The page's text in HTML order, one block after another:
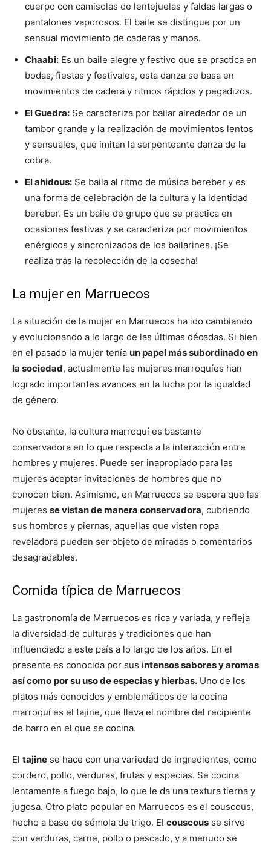
cuerpo con camisolas de lentejuelas y faldas largas o
pantalones vaporosos. El baile se distingue por un
sensual movimiento de caderas y manos.
Chaabi: Es un baile alegre y festivo que se practica en
bodas, fiestas y festivales, esta danza se basa en
movimientos de cadera y ritmos rápidos y pegadizos.
El Guedra: Se caracteriza por bailar alrededor de un
tambor grande y la realización de movimientos lentos
y sensuales, que imitan la serpenteante danza de la
cobra.
El ahidous: Se baila al ritmo de música bereber y es
una forma de celebración de la cultura y la identidad
bereber. Es un baile de grupo que se practica en
ocasiones festivas y se caracteriza por movimientos
enérgicos y sincronizados de los bailarines. ¡Se
realiza tras la recolección de la cosecha!
La mujer en Marruecos
La situación de la mujer en Marruecos ha ido cambiando
y evolucionando a lo largo de las últimas décadas. Si bien
en el pasado la mujer tenía un papel más subordinado en
la sociedad, actualmente las mujeres marroquíes han
logrado importantes avances en la lucha por la igualdad
de género.
No obstante, la cultura marroquí es bastante
conservadora en lo que respecta a la interacción entre
hombres y mujeres. Puede ser inapropiado para las
mujeres aceptar invitaciones de hombres que no
conocen bien. Asimismo, en Marruecos se espera que las
mujeres se vistan de manera conservadora, cubriendo
sus hombros y piernas, aquellas que visten ropa
reveladora pueden ser objeto de miradas o comentarios
desagradables.
Comida típica de Marruecos
La gastronomía de Marruecos es rica y variada, y refleja
la diversidad de culturas y tradiciones que han
influenciado a este país a lo largo de los años. En el
presente es conocida por sus intensos sabores y aromas
así como por su uso de especias y hierbas. Uno de los
platos más conocidos y emblemáticos de la cocina
marroquí es el tajine, que lleva el nombre del recipiente
de barro en el que se cocina.
El tajine se hace con una variedad de ingredientes, como
cordero, pollo, verduras, frutas y especias. Se cocina
lentamente a fuego bajo, lo que le da una textura tierna y
jugosa. Otro plato popular en Marruecos es el couscous,
hecho a base de sémola de trigo. El couscous se sirve
con verduras, carne, pollo o pescado, y a menudo se